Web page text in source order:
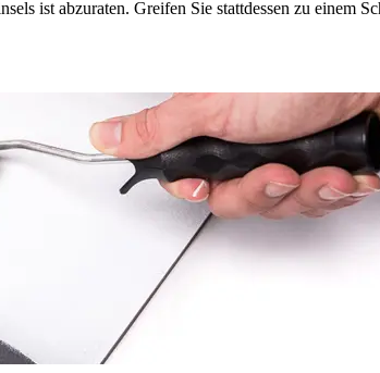
ist abzuraten. Greifen Sie stattdessen zu einem